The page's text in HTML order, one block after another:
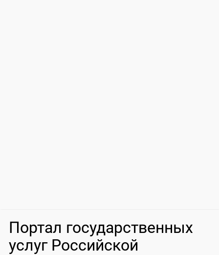
Портал государственных
услуг Российской